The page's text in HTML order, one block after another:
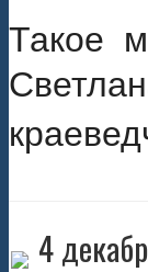
Такое
4